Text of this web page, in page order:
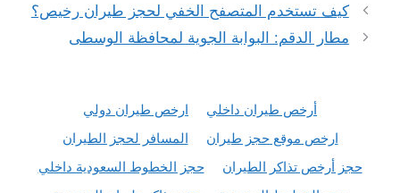
كيف تستخدم المتصفح الخفي لحجز طيران رخيص؟
مطار الدقم: البوابة الجوية لمحافظة الوسطى
أرخص طيران داخلي
ارخص طيران دولي
ارخص موقع حجز طيران
المسافر لحجز الطيران
حجز أرخص تذاكر الطيران
حجز الخطوط السعودية داخلي